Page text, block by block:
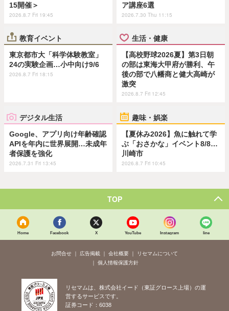
15開催＞
2026.8.7 Fri 19:45
ア講座6選
2026.7.30 Thu 11:15
教育イベント
東京都市大「科学体験教室」
24の実験企画…小中向け9/6
2026.8.7 Fri 18:15
生活・健康
【高校野球2026夏】第3日朝
の部は東海大甲府が勝利、午
後の部で八幡商と健大高崎が
激突
2026.8.7 Fri 12:45
デジタル生活
Google、アプリ向け年齢確認
APIを年内に世界展開…未成年
者保護を強化
2026.7.31 Fri 13:45
趣味・娯楽
【夏休み2026】魚に触れて学
ぶ「おさかな」イベント8/8…
川崎市
2026.8.7 Fri 10:45
TOP
Home Facebook X YouTube Instagram line
お問合せ 広告掲載 会社概要
リセマムについて
個人情報保護方針
リセマムは、株式会社イード（東証グロース上場）の運
営するサービスです。
証券コード：6038